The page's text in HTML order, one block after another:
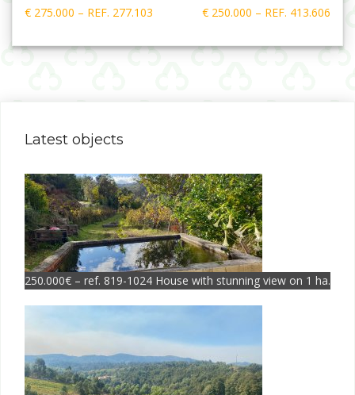
Post
navigation
€ 275.000 – REF. 277.103 € 250.000 – REF. 413.606
Latest objects
250.000€ – ref. 819-1024 House with stunning view on 1 ha.